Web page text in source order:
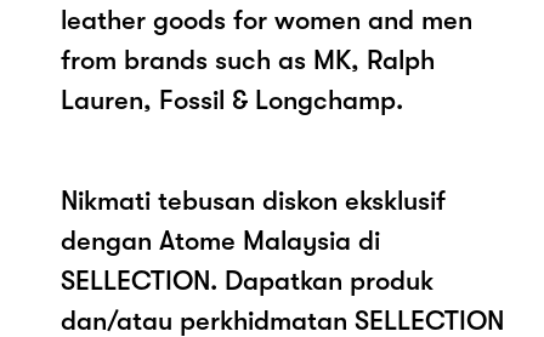
leather goods for women and men
from brands such as MK, Ralph
Lauren, Fossil & Longchamp.
Nikmati tebusan diskon eksklusif
dengan Atome Malaysia di
SELLECTION. Dapatkan produk
dan/atau perkhidmatan SELLECTION